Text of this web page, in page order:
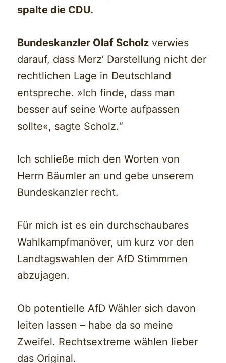
spalte die CDU.
Bundeskanzler Olaf Scholz verwies
darauf, dass Merz’ Darstellung nicht der
rechtlichen Lage in Deutschland
entspreche. »Ich finde, dass man
besser auf seine Worte aufpassen
sollte«, sagte Scholz.“
Ich schließe mich den Worten von
Herrn Bäumler an und gebe unserem
Bundeskanzler recht.
Für mich ist es ein durchschaubares
Wahlkampfmanöver, um kurz vor den
Landtagswahlen der AfD Stimmmen
abzujagen.
Ob potentielle AfD Wähler sich davon
leiten lassen – habe da so meine
Zweifel. Rechtsextreme wählen lieber
das Original.